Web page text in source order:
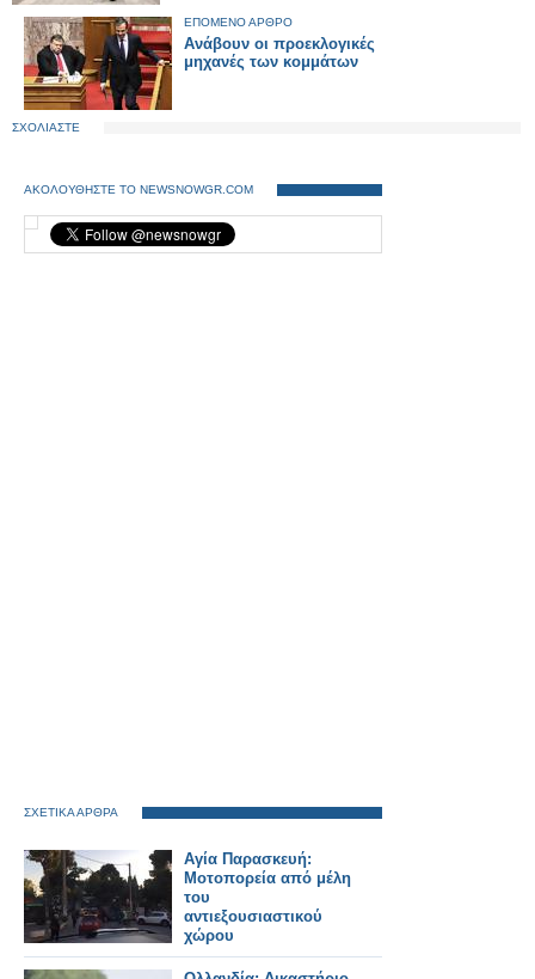
ΕΠΟΜΕΝΟ ΑΡΘΡΟ
Ανάβουν οι προεκλογικές
μηχανές των κομμάτων
ΣΧΟΛΙΑΣΤΕ
ΑΚΟΛΟΥΘΗΣΤΕ ΤΟ NEWSNOWGR.COM
ΣΧΕΤΙΚΑ ΑΡΘΡΑ
Αγία Παρασκευή:
Μοτοπορεία από μέλη
του
αντιεξουσιαστικού
χώρου